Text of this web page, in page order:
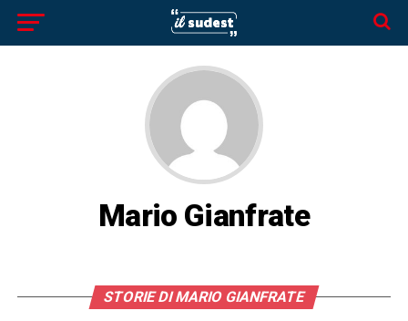
Mario Gianfrate
STORIE DI MARIO GIANFRATE